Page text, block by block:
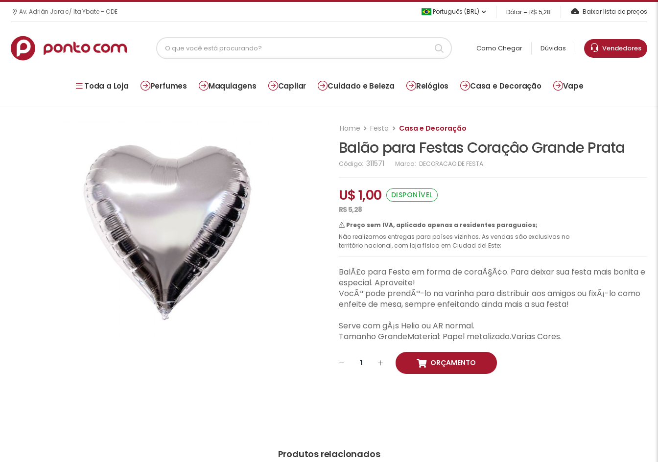
Av. Adrián Jara c/ Ita Ybate – CDE Português (BRL) Dólar = R$ 5,28 Baixar lista de preços
Como Chegar Dúvidas Vendedores
Toda a Loja Perfumes Maquiagens Capilar Cuidado e Beleza Relógios Casa e Decoração Vape
Home Festa Casa e Decoração
Balão para Festas Coraçâo Grande Prata
Código: 311571 Marca: DECORACAO DE FESTA
U$ 1,00
DISPONÍVEL
R$ 5,28
Preço sem IVA, aplicado apenas a residentes paraguaios;
Não realizamos entregas para países vizinhos. As vendas são exclusivas no
território nacional, com loja física em Ciudad del Este;
BalÃ£o para Festa em forma de coraÃ§Ã¢o. Para deixar sua festa mais bonita e
especial. Aproveite!
VocÃª pode prendÃª-lo na varinha para distribuir aos amigos ou fixÃ¡-lo como
enfeite de mesa, sempre enfeitando ainda mais a sua festa!
Serve com gÃ¡s Helio ou AR normal.
Tamanho GrandeMaterial: Papel metalizado.Varias Cores.
ORÇAMENTO
Produtos relacionados